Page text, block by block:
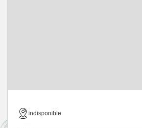
indisponible